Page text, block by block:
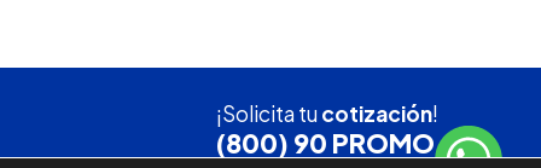
¡Solicita tucotización!
(800) 90 PROMO